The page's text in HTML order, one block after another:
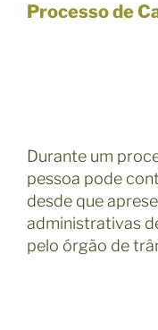
Processo de
Durante um
pessoa pode
desde que
administrativas
pelo órgão de